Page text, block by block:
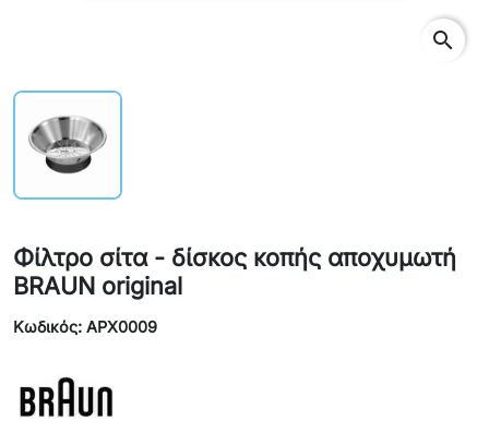
search
Φίλτρο σίτα - δίσκος κοπής αποχυμωτή
BRAUN original
Κωδικός: APX0009